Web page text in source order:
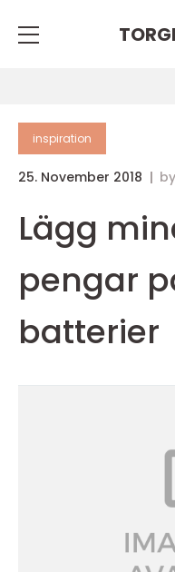
inspiration
25. November 2018 by
Lägg
pengar
batterier